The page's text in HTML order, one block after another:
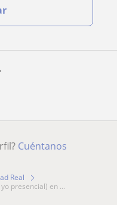
Cuéntanos
Real
presencial) en ...